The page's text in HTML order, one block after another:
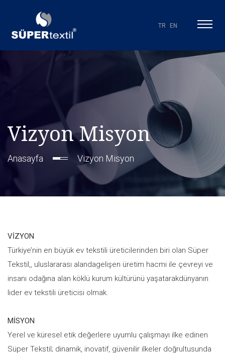
TR EN
Vizyon Misyon
Anasayfa Vizyon Misyon
VİZYON
Türkiye’nin en büyük ev tekstili üreticilerinden biri olan Süper
Tekstil,, uluslararası alandagelişen üretim hacmi ile çevreyi ve
insanı odağına alan köklü kurum kültürünü yaşatarakdünyanın
lider ev tekstili üreticisi olmak.
MİSYON
Yerel ve küresel etik değerlere uyumlu çalışmayı ilke edinen
Süper Tekstil; dinamik, inovatif, güvenilir ilkeler doğrultusunda